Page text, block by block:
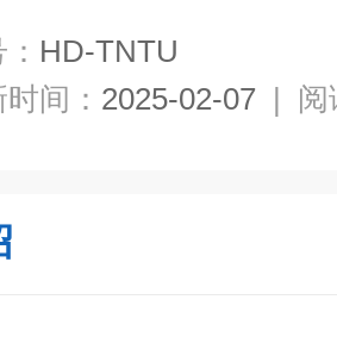
HD-TNTU
间： 2025-02-07 | 阅